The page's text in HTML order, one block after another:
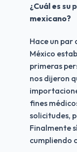
¿Cuál es su
mexicano?
Hace un par
México
primeras
nos dijeron
fines
solicitudes,
Finalmente
cumpliendo